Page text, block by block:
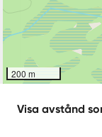
200 m
Visa avstånd